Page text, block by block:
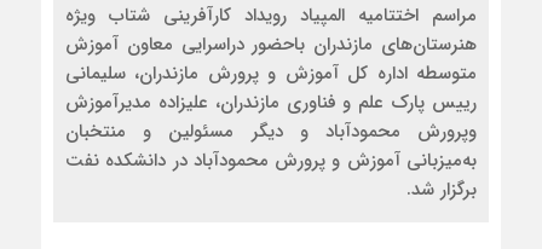
مراسم اختتامیه المپیاد رویداد کارآفرینی شتاب ویژه
هنرستان‌های مازندران باحضور دراسرایی معاون آموزش
متوسطه اداره کل آموزش و پرورش مازندران، سلیمانی
رییس پارک علم و فناوری مازندران، علیزاده مدیرآموزش
وپرورش محمودآباد و دیگر مسئولین و منتخبان
به‌میزبانی آموزش و پرورش محمودآباد در دانشکده نفت
برگزار شد.